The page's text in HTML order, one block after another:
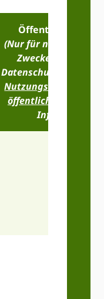
Öffentlicher
(Nur für
Zwecke, siehe
öffentlichen API
Information)